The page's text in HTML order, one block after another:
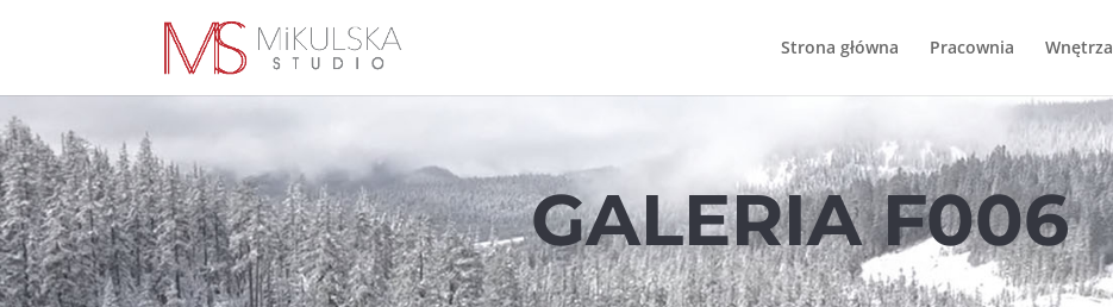
Strona główna Pracownia Wnętrza
GALERIA F006